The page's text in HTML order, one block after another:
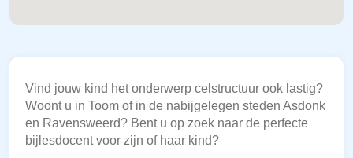
Vind jouw kind het onderwerp celstructuur ook lastig?
Woont u in Toom of in de nabijgelegen steden Asdonk
en Ravensweerd? Bent u op zoek naar de perfecte
bijlesdocent voor zijn of haar kind?